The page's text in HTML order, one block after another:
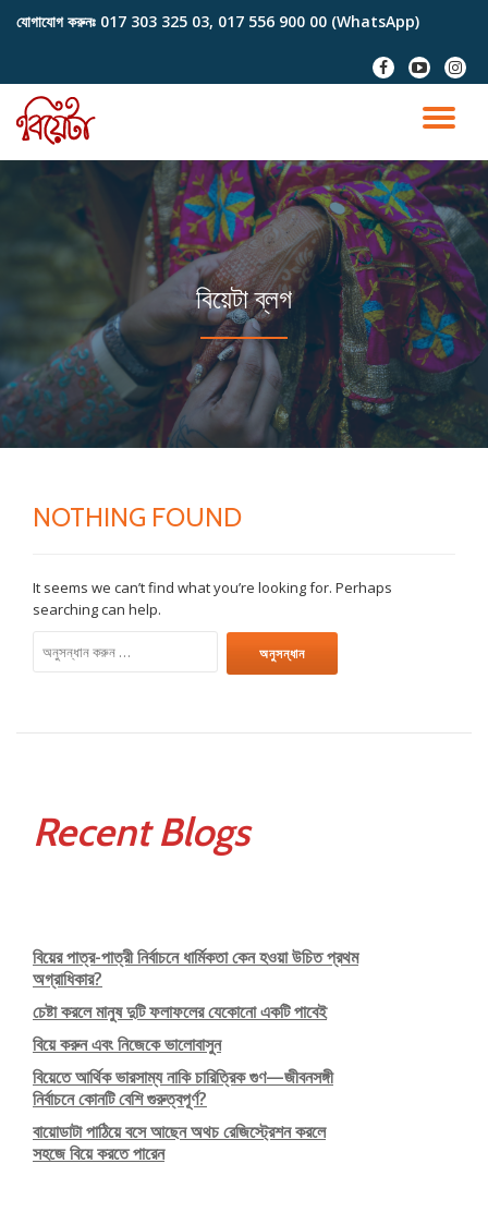
content
যোগাযোগ করুনঃ 017 303 325 03, 017 556 900 00 (WhatsApp)
fa-
facebook
fa-
youtube-
play
fa-
বিয়েটা ব্লগ
NOTHING FOUND
It seems we can’t find what you’re looking for. Perhaps
searching can help.
Recent Blogs
বিয়ের পাত্র-পাত্রী নির্বাচনে ধার্মিকতা কেন হওয়া উচিত প্রথম
অগ্রাধিকার?
চেষ্টা করলে মানুষ দুটি ফলাফলের যেকোনো একটি পাবেই
বিয়ে করুন এবং নিজেকে ভালোবাসুন
বিয়েতে আর্থিক ভারসাম্য নাকি চারিত্রিক গুণ—জীবনসঙ্গী
নির্বাচনে কোনটি বেশি গুরুত্বপূর্ণ?
বায়োডাটা পাঠিয়ে বসে আছেন অথচ রেজিস্ট্রেশন করলে
সহজে বিয়ে করতে পারেন